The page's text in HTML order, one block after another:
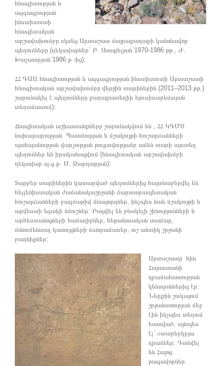
հնագիտության և
ազգագրության
ինստիտուտի
հնագիտական
արշավախումբը սկսեց Արտաշատ մայրաքաղաքի կանոնավոր
պեղումները (ղեկավարներ` Բ. Առաքելյան`1970-1986 թթ., Ժ.
Խաչատրյան`1986 թ -ից)։
ՀՀ ԳԱԱ հնագիտության և ազգագրության ինստիտուտի Արտաշատի
հնագիտական արշավախումբը վերջին տարիներին (2011–2013 թթ.)
շարունակել է պեղումները քաղաքատեղիի հյուսիսարևմտյան
տեղամասում)։
Հնագիտական աշխատանքները շարունակվում են , ՀՀ ԿԳՄՍ
նախարարության Պատմության և մշակույթի հուշարձանների
պահպանության վարչության թույլտվությամբ ամեն տարի այստեղ
պեղումներ են իրականացվում (հնագիտական արշավախմբի
ղեկավար պ.գ.թ. Մ. Զարդարյան):
Տարբեր տարիներին կատարված պեղումներից հայտնաբերվել են
հելլենիստական ժամանակաշրջանի ճարտարապետական
հուշարձանների բազմաթիվ մնացորդներ, ինչպես նաև մշակույթի և
արվեստի եզակի նմուշներ: Բացվել են բնակելի շինությունների և
արհեստանոցների համալիրներ, հեթանոսական տաճար,
մոնումենտալ կառույցների մանրամասեր, ուշ անտիկ շրջանի
բաղնիքներ:
Արտաշատը հին
Հայաստանի
դրամահատության
կենտրոններից էր:
Ներքին շուկայում
շրջանառության մեջ
էին ինչպես տեղում
հատված, այնպես
էլ` օտարերկրյա
դրամներ: Գտնվել
են Հայոց
թագավորներ